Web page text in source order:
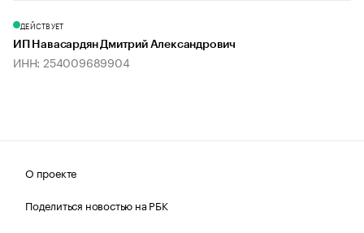
ДЕЙСТВУЕТ
ИП Навасардян Дмитрий Александрович
ИНН: 254009689904
О проекте
Поделиться новостью на РБК